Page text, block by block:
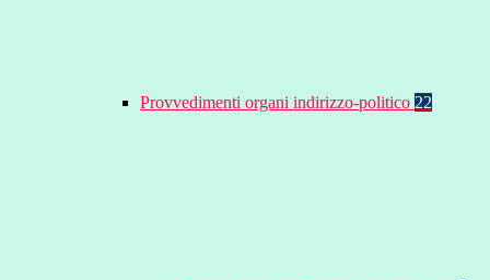
Provvedimenti organi indirizzo-politico 22